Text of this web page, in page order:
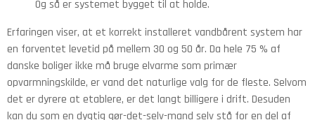
Og så er systemet bygget til at holde.
Erfaringen viser, at et korrekt installeret vandbårent system har
en forventet levetid på mellem 30 og 50 år. Da hele 75 % af
danske boliger ikke må bruge elvarme som primær
opvarmningskilde, er vand det naturlige valg for de fleste. Selvom
det er dyrere at etablere, er det langt billigere i drift. Desuden
kan du som en dygtig gør-det-selv-mand selv stå for en del af